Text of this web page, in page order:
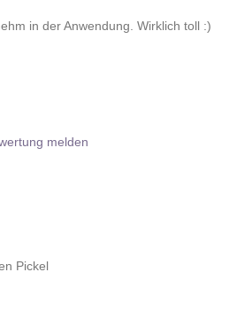
in der Anwendung. Wirklich toll :)
melden
Pickel